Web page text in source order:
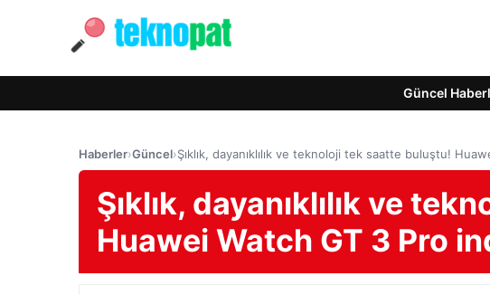
Güncel
Haberler›Güncel›Şıklık, dayanıklılık ve teknoloji tek saatte buluştu!
Şıklık, dayanıklılık ve
Huawei Watch GT 3 Pro